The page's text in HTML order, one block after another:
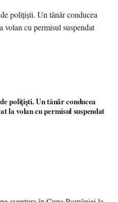
polițiști. Un tânăr conducea
la volan cu permisul suspendat